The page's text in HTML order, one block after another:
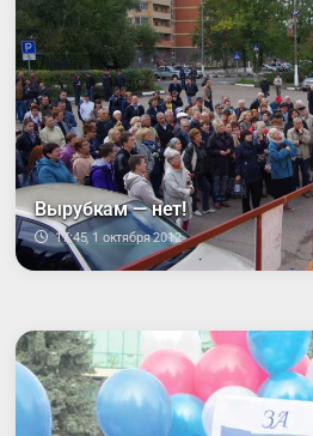
Вырубкам — нет!
17:45, 1 октября 2012